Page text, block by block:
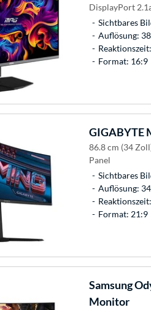
DisplayPort
Sichtbares
Auflösung:
Format: 16:9
GIGABYTE
86.8 cm (34
Panel
Sichtbares
Auflösung:
Format: 21:9
Samsung
Monitor